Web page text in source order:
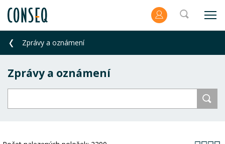
Zprávy a oznámení
Zprávy a oznámení